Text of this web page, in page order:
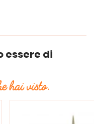
essere di
hai visto.